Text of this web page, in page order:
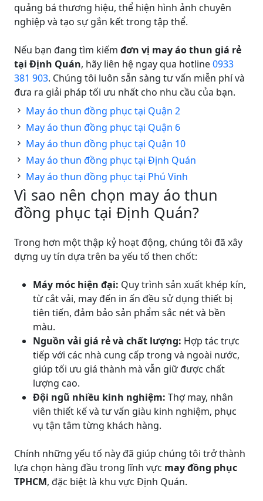
quảng bá thương hiệu, thể hiện hình ảnh chuyên
nghiệp và tạo sự gắn kết trong tập thể.
Nếu bạn đang tìm kiếm đơn vị may áo thun giá rẻ
tại Định Quán, hãy liên hệ ngay qua hotline0933
381 903. Chúng tôi luôn sẵn sàng tư vấn miễn phí và
đưa ra giải pháp tối ưu nhất cho nhu cầu của bạn.
May áo thun đồng phục tại Quận 2
May áo thun đồng phục tại Quận 6
May áo thun đồng phục tại Quận 10
May áo thun đồng phục tại Định Quán
May áo thun đồng phục tại Phú Vinh
Vì sao nên chọn may áo thun
đồng phục tại Định Quán?
Trong hơn một thập kỷ hoạt động, chúng tôi đã xây
dựng uy tín dựa trên ba yếu tố then chốt:
Máy móc hiện đại: Quy trình sản xuất khép kín,
từ cắt vải, may đến in ấn đều sử dụng thiết bị
tiên tiến, đảm bảo sản phẩm sắc nét và bền
màu.
Nguồn vải giá rẻ và chất lượng: Hợp tác trực
tiếp với các nhà cung cấp trong và ngoài nước,
giúp tối ưu giá thành mà vẫn giữ được chất
lượng cao.
Đội ngũ nhiều kinh nghiệm: Thợ may, nhân
viên thiết kế và tư vấn giàu kinh nghiệm, phục
vụ tận tâm từng khách hàng.
Chính những yếu tố này đã giúp chúng tôi trở thành
lựa chọn hàng đầu trong lĩnh vực may đồng phục
TPHCM, đặc biệt là khu vực Định Quán.